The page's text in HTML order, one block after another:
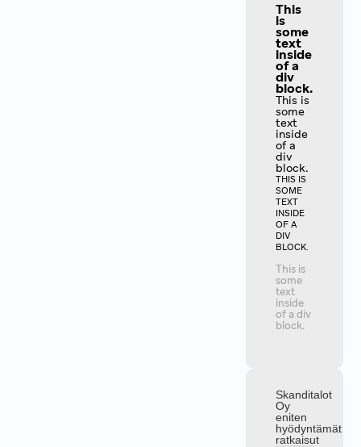
This
is
some
text
inside
of a
div
block.
This is
some
text
inside
of a
div
block.
THIS IS
SOME
TEXT
INSIDE
OF A
DIV
BLOCK.
This is
some
text
inside
of a div
block.
Skanditalot
Oy
eniten
hyödyntämät
ratkaisut